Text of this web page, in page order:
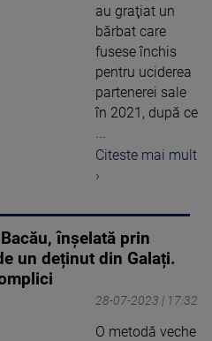
au graţiat un
bărbat care
fusese închis
pentru uciderea
partenerei sale
în 2021, după ce
...
Citeste mai mult
›
înșelată prin
un deținut din Galați.
28-07-2023 | 17:32
O metodă veche